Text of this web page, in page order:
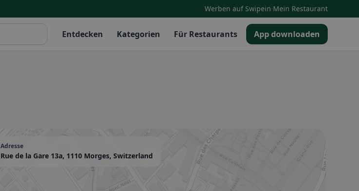
Werben auf Swipein·Mein Restaurant
Entdecken Kategorien Für Restaurants App downloaden
Adresse
Rue de la Gare 13a, 1110 Morges, Switzerland